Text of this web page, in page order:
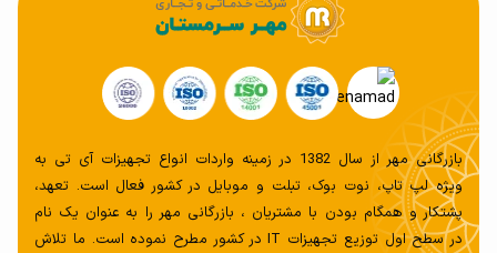
صفحه‌کلید VivoBook 15 با نور پس‌زمینه آن را برای کار در
استحکام بالا تجربه‌ای خوشاند و راحت از تایپ برای شما خواهد
یک پورت دورو USB 3.2 Gen 1 Type-C با طراحی بالقوه است
که اتصال دستگاه‌ها را بدون دردسر انجام می‌دهد. این شامل
پورت‌های USB 3.2 Gen 1 و USB 2.0، خروجی HDMI و
بازرگانی مهر از سال 1382 در زمینه واردات انواع تجهیزات آی تی به
ویژه لپ تاپ، نوت بوک، تبلت و موبایل در کشور فعال است. تعهد،
پشتکار و همگام بودن با مشتریان ، بازرگانی مهر را به عنوان یک نام
در سطح اول توزیع تجهیزات IT در کشور مطرح نموده است. ما تلاش